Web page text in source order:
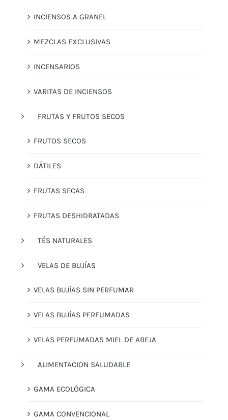
INCIENSOS A GRANEL
MEZCLAS EXCLUSIVAS
INCENSARIOS
VARITAS DE INCIENSOS
FRUTAS Y FRUTOS SECOS
FRUTOS SECOS
DÁTILES
FRUTAS SECAS
FRUTAS DESHIDRATADAS
TÉS NATURALES
VELAS DE BUJÍAS
VELAS BUJÍAS SIN PERFUMAR
VELAS BUJÍAS PERFUMADAS
VELAS PERFUMADAS MIEL DE ABEJA
ALIMENTACION SALUDABLE
GAMA ECOLÓGICA
GAMA CONVENCIONAL